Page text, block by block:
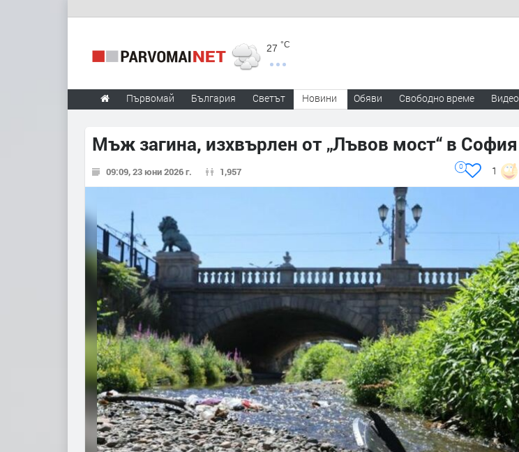
27 °C
Първомай България Светът Новини Обяви Свободно време Видео
Мъж загина, изхвърлен от „Лъвов мост“ в София
09:09, 23 юни 2026 г. 1,957 1
0